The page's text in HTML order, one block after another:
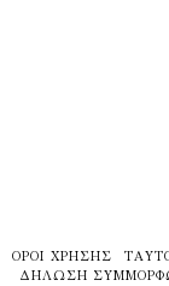
ΌΡΟΙ ΧΡΉΣΗΣ
ΔΉΛΩΣΗ